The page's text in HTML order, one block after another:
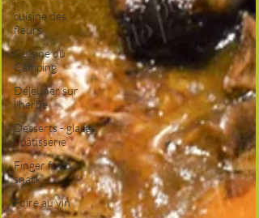
cuisine des
fleurs
Cuisine du
Camping
Déjeuner sur
l'herbe
Desserts - glaces
- pâtisserie
Finger food,
snack
Foire au vin